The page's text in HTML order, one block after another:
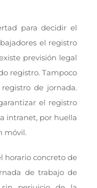
para decidir el
el registro
previsión legal
registro. Tampoco
de jornada.
el registro
intranet, por huella
móvil.
horario concreto de
de trabajo de